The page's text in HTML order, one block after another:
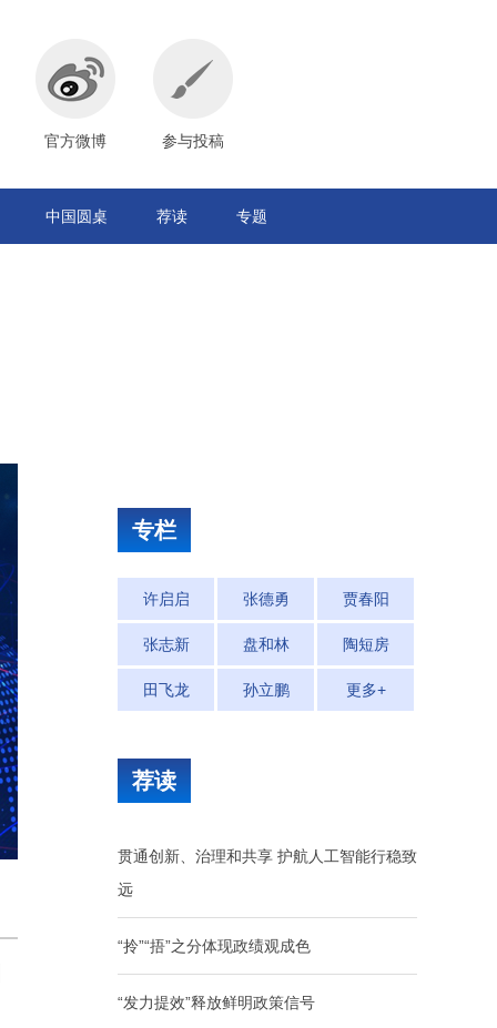
官方微博 参与投稿
中国圆桌 荐读 专题
专栏
许启启 张德勇 贾春阳
张志新 盘和林 陶短房
田飞龙 孙立鹏 更多+
荐读
贯通创新、治理和共享 护航人工智能行稳致
远
“拎”“捂”之分体现政绩观成色
“发力提效”释放鲜明政策信号